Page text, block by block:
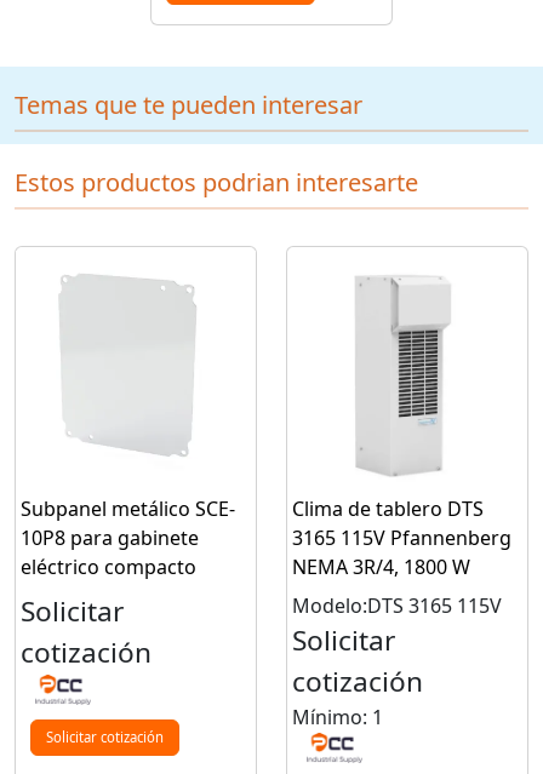
Temas que te pueden interesar
Estos productos podrian interesarte
Subpanel metálico SCE-
10P8 para gabinete
eléctrico compacto
Solicitar
cotización
Solicitar cotización
Clima de tablero DTS
3165 115V Pfannenberg
NEMA 3R/4, 1800 W
Modelo:DTS 3165 115V
Solicitar
cotización
Mínimo: 1